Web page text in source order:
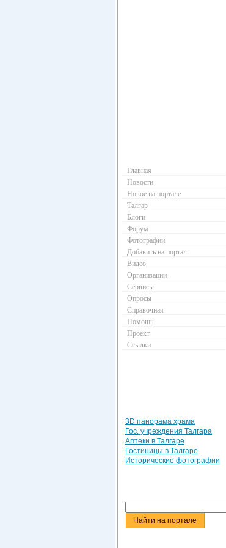
Главная
Новости
Новое на портале
Талгар
Блоги
Форум
Фотографии
Добавить на портал
Видео
Организации
Сервисы
Опросы
Справочная
Помощь
Проект
Ссылки
3D панорама храма
Гос. учреждения Талгара
Аптеки в Талгаре
Гостиницы в Талгаре
Исторические фотографии